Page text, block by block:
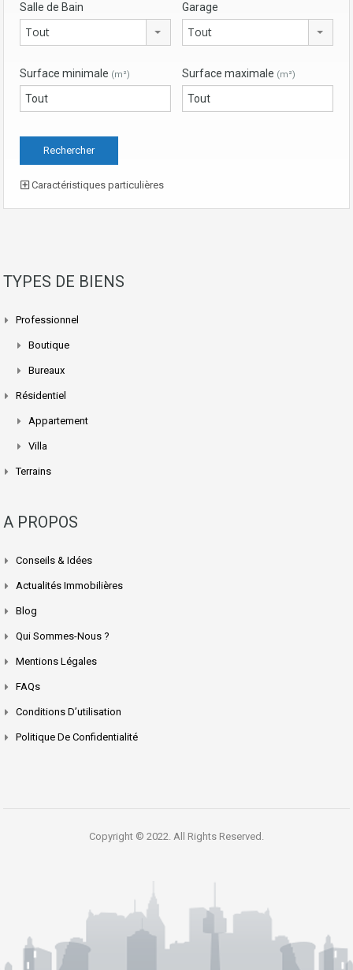
Salle de Bain
Tout
Garage
Tout
Surface minimale (m²) Surface maximale (m²)
Caractéristiques particulières
TYPES DE BIENS
Professionnel
Boutique
Bureaux
Résidentiel
Appartement
Villa
Terrains
A PROPOS
Conseils & Idées
Actualités Immobilières
Blog
Qui Sommes-Nous ?
Mentions Légales
FAQs
Conditions D’utilisation
Politique De Confidentialité
Copyright © 2022. All Rights Reserved.